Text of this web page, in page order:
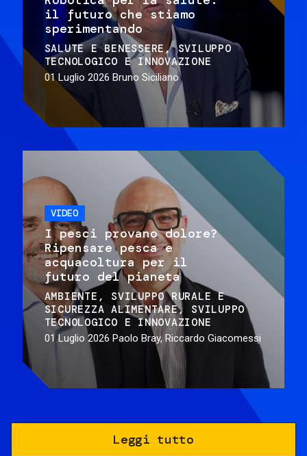
il futuro che stiamo
sperimentando
SALUTE E BENESSERE
SVILUPPO
TECNOLOGICO E INNOVAZIONE
01 Luglio 2026 Bruno Siciliano
VIDEO
I pesci provano dolore?
Ripensare pesca e
acquacoltura per il
futuro del pianeta
AMBIENTE
SVILUPPO RURALE E
SICUREZZA ALIMENTARE
SVILUPPO
TECNOLOGICO E INNOVAZIONE
01 Luglio 2026 Paolo Bray, Riccardo Giacomessi
Leggi tutto